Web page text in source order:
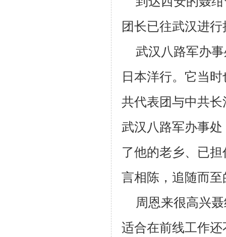
团长已往武汉进
武汉八路军办
日本洋行。它当
共代表团与中共
武汉八路军办事
了他的老乡、已
言相陈，追随而
周恩来很高兴
适合在前线工作